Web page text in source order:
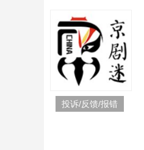
投诉/反馈/报错